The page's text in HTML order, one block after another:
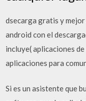
dsecarga gratis y
android con el
incluye( aplicaciones
aplicaciones para
Si es un asistente que